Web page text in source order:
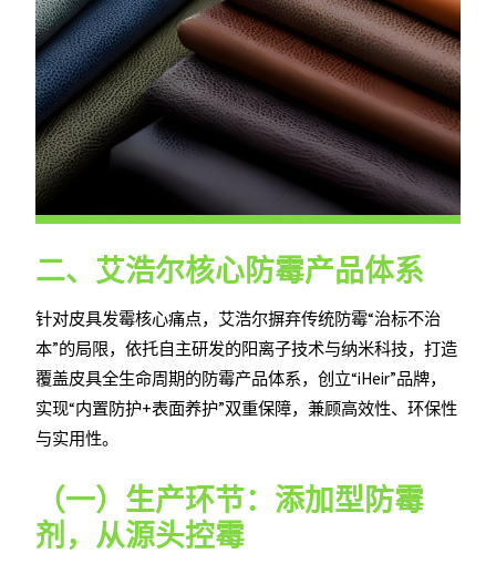
二、艾浩尔核心防霉产品体系
针对皮具发霉核心痛点，艾浩尔摒弃传统防霉“治标不治
本”的局限，依托自主研发的阳离子技术与纳米科技，打造
覆盖皮具全生命周期的防霉产品体系，创立“iHeir”品牌，
实现“内置防护+表面养护”双重保障，兼顾高效性、环保性
与实用性。
（一）生产环节：添加型防霉
剂，从源头控霉